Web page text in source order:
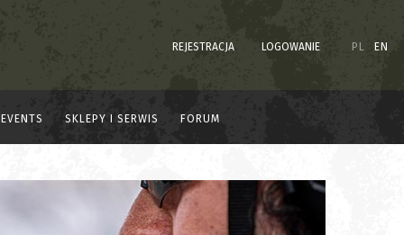
REJESTRACJA LOGOWANIE PL EN
EVENTS SKLEPY I SERWIS FORUM